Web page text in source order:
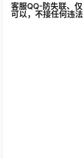
客服QQ-防失联、
可以，不接任何违